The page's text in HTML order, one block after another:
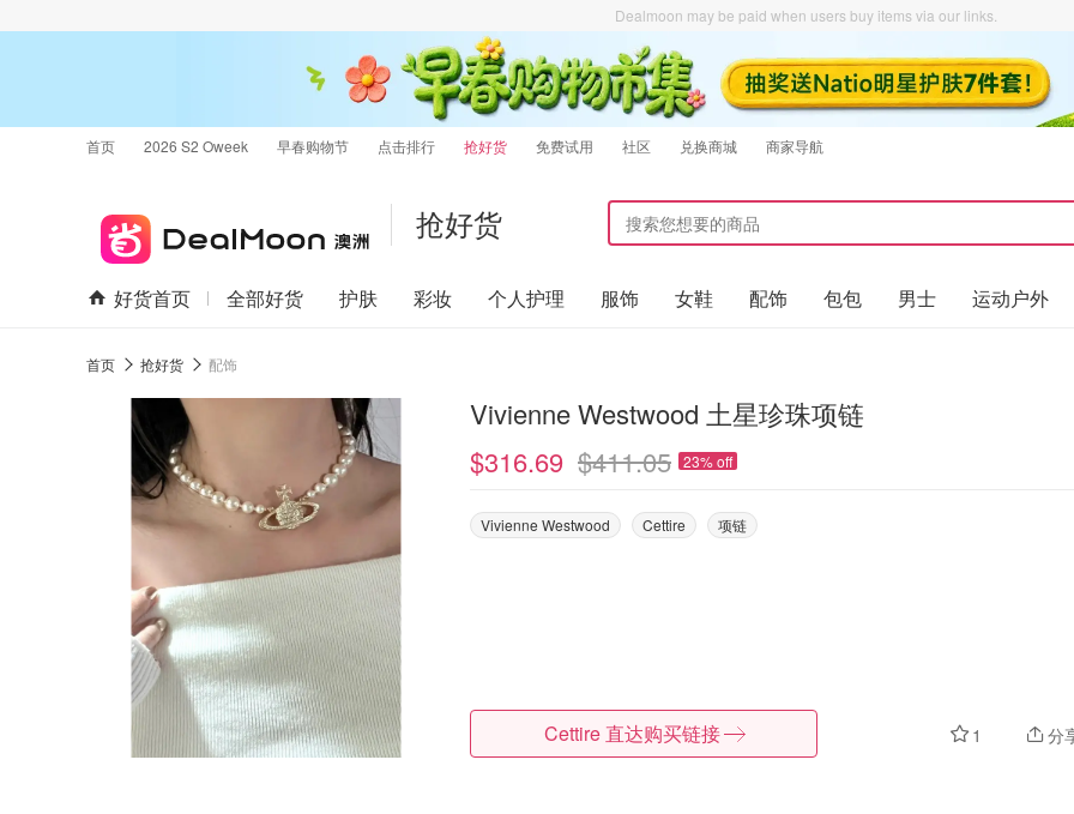
Dealmoon may be paid when users buy items via our links.
首页 2026 S2 Oweek 早春购物节 点击排行 抢好货 免费试用 社区 兑换商城 商家导航
抢好货
好货首页 全部好货 护肤 彩妆 个人护理 服饰 女鞋 配饰 包包 男士 运动户外
首页 抢好货 配饰
Vivienne Westwood 土星珍珠项链
$316.69 $411.05 23% off
Vivienne Westwood Cettire 项链
1 分
Cettire 直达购买链接